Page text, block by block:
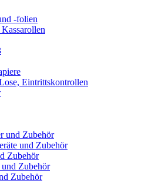
-folien
Eintrittskontrollen
und Zubehör
und Zubehör
Zubehör
Zubehör
Zubehör